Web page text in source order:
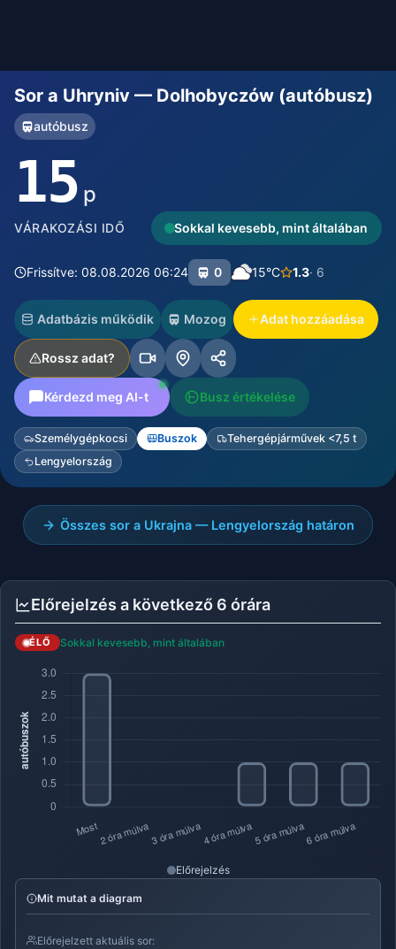
Sor a Uhryniv — Dolhobyczów (autóbusz)
autóbusz
15 p
VÁRAKOZÁSI IDŐ Sokkal kevesebb, mint általában
Frissítve: 08.08.2026 06:24 0 15°C 1.3· 6
Adatbázis működik Mozog Adat hozzáadása
Rossz adat?
Kérdezd meg AI-t Busz értékelése
Személygépkocsi Buszok
Tehergépjárművek <7,5 t
Lengyelország
Összes sor a Ukrajna — Lengyelország határon
Előrejelzés a következő 6 órára
ÉLŐ Sokkal kevesebb, mint általában
Előrejelzés
Mit mutat a diagram
Előrejelzett aktuális sor: